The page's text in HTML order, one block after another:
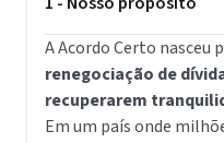
A Acordo Certo nasceu
renegociação de
recuperarem
Em um país onde